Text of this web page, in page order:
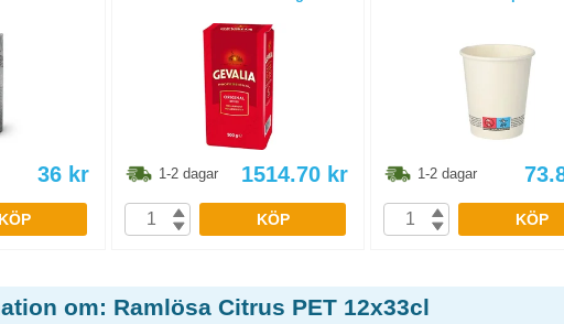
36 kr
KÖP
1-2 dagar 1514.70 kr
KÖP
1-2 dagar
KÖP
om: Ramlösa Citrus PET 12x33cl